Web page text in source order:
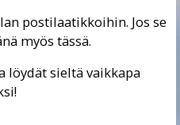
postilaatikkoihin. Jos se
myös tässä.
löydät sieltä vaikkapa